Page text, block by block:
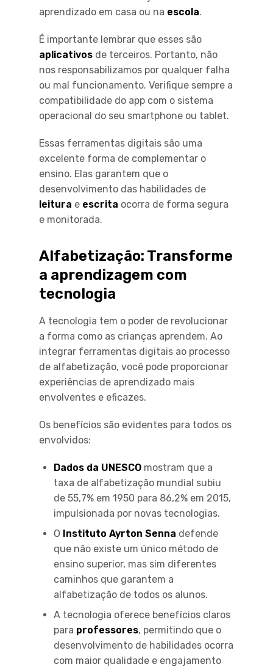
aprendizado em casa ou na escola.
É importante lembrar que esses são
aplicativos de terceiros. Portanto, não
nos responsabilizamos por qualquer falha
ou mal funcionamento. Verifique sempre a
compatibilidade do app com o sistema
operacional do seu smartphone ou tablet.
Essas ferramentas digitais são uma
excelente forma de complementar o
ensino. Elas garantem que o
desenvolvimento das habilidades de
leitura e escrita ocorra de forma segura
e monitorada.
Alfabetização: Transforme
a aprendizagem com
tecnologia
A tecnologia tem o poder de revolucionar
a forma como as crianças aprendem. Ao
integrar ferramentas digitais ao processo
de alfabetização, você pode proporcionar
experiências de aprendizado mais
envolventes e eficazes.
Os benefícios são evidentes para todos os
envolvidos:
Dados da UNESCO mostram que a
taxa de alfabetização mundial subiu
de 55,7% em 1950 para 86,2% em 2015,
impulsionada por novas tecnologias.
O Instituto Ayrton Senna defende
que não existe um único método de
ensino superior, mas sim diferentes
caminhos que garantem a
alfabetização de todos os alunos.
A tecnologia oferece benefícios claros
para professores, permitindo que o
desenvolvimento de habilidades ocorra
com maior qualidade e engajamento